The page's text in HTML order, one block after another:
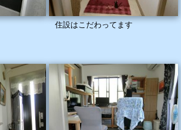
住設はこだわってます